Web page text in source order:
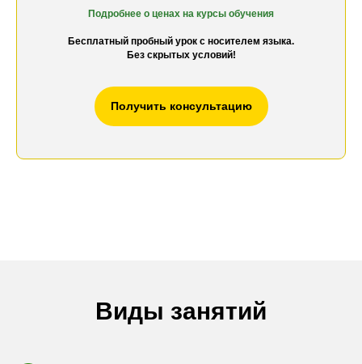
Подробнее о ценах на курсы обучения
Бесплатный пробный урок с носителем языка.
Без скрытых условий!
Получить консультацию
Виды занятий